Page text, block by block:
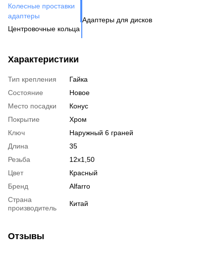
Колесные проставки
адаптеры
Центровочные кольца
Вентиль под датчик
давления
Адаптеры для дисков
Характеристики
Тип крепления
Гайка
Состояние
Новое
Место посадки
Конус
Покрытие
Хром
Ключ
Наружный 6 граней
Длина
35
Резьба
12x1,50
Цвет
Красный
Бренд
Alfarro
Страна
производитель
Китай
Отзывы